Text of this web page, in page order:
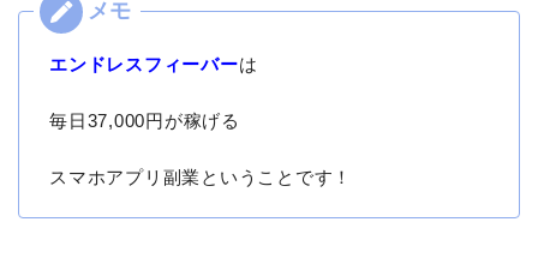
エンドレスフィーバーは
毎日37,000円が稼げる
スマホアプリ副業ということです！